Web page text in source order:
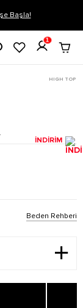
Siparişin 1-3 iş
1
HIGH TOP
İNDİRİM
Beden Rehberi